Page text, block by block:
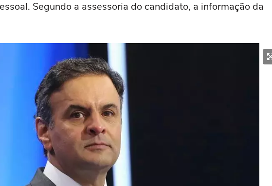
Segundo a assessoria do candidato, a informação da